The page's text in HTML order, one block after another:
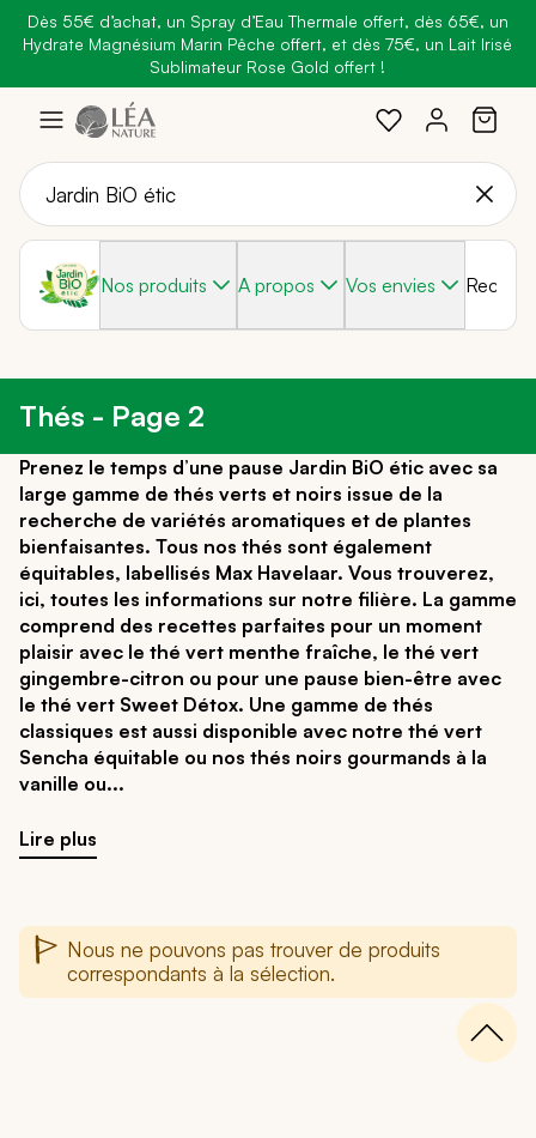
Belle semaine : Profitez de-25% + Livraison offertedès 30€
d'achat avec le codeBELLEBIO
BRADERIE :-40% sur une sélection de produits
Dès 55€ d’achat, un Spray d’Eau Thermale offert, dès 65€, un
Hydrate Magnésium Marin Pêche offert, et dès 75€, un Lait Irisé
Sublimateur Rose Gold offert !
Nos produits A propos Vos envies
Thés - Page 2
Prenez le temps d’une pause Jardin BiO étic avec sa
large gamme de thés verts et noirs issue de la
recherche de variétés aromatiques et de plantes
bienfaisantes. Tous nos thés sont également
équitables, labellisés Max Havelaar. Vous trouverez,
ici, toutes les informations sur notre filière. La gamme
comprend des recettes parfaites pour un moment
plaisir avec le thé vert menthe fraîche, le thé vert
gingembre-citron ou pour une pause bien-être avec
le thé vert Sweet Détox. Une gamme de thés
classiques est aussi disponible avec notre thé vert
Sencha équitable ou nos thés noirs gourmands à la
vanille ou
Lire plus
Nous ne pouvons pas trouver de produits
correspondants à la sélection.